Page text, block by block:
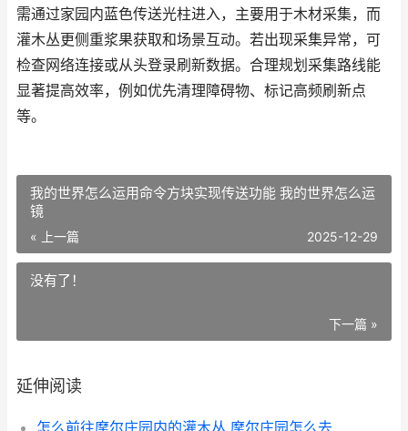
需通过家园内蓝色传送光柱进入，主要用于木材采集，而
灌木丛更侧重浆果获取和场景互动。若出现采集异常，可
检查网络连接或从头登录刷新数据。合理规划采集路线能
显著提高效率，例如优先清理障碍物、标记高频刷新点
等。
我的世界怎么运用命令方块实现传送功能 我的世界怎么运
镜
« 上一篇 2025-12-29
没有了！
下一篇 »
延伸阅读